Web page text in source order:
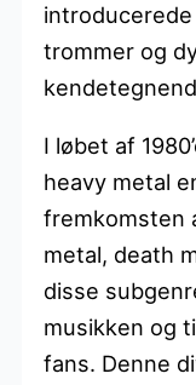
trommer og
I løbet af
heavy metal
fremkomsten
metal, death
disse
musikken og
fans. Denne